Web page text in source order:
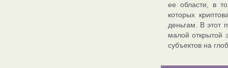
ее области, в
которых
деньгам. В этот
малой открытой
субъектов на